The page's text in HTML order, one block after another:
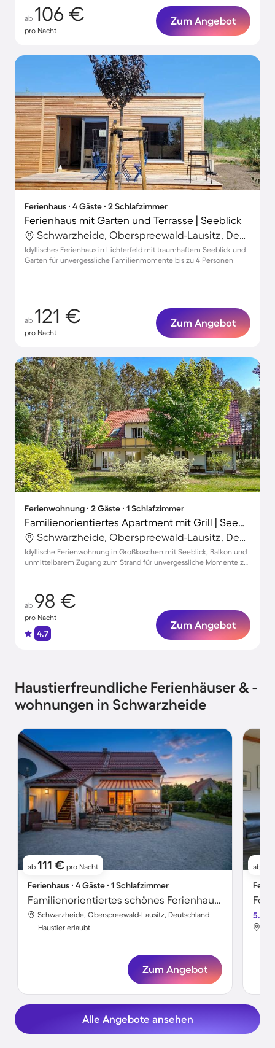
ab 106 €
pro Nacht
Zum Angebot
Ferienhaus ∙ 4 Gäste ∙ 2 Schlafzimmer
Ferienhaus mit Garten und Terrasse | Seeblick
Schwarzheide, Oberspreewald-Lausitz, Deutschland
Idyllisches Ferienhaus in Lichterfeld mit traumhaftem Seeblick und
Garten für unvergessliche Familienmomente bis zu 4 Personen
ab 121 €
pro Nacht
Zum Angebot
Ferienwohnung ∙ 2 Gäste ∙ 1 Schlafzimmer
Familienorientiertes Apartment mit Grill | Seeblick | Nah am Strand
Schwarzheide, Oberspreewald-Lausitz, Deutschland
Idyllische Ferienwohnung in Großkoschen mit Seeblick, Balkon und
unmittelbarem Zugang zum Strand für unvergessliche Momente zu
ab 98 €
pro Nacht
4.7
Zum Angebot
Haustierfreundliche Ferienhäuser & -
wohnungen in Schwarzheide
ab 111 € pro Nacht
Ferienhaus ∙ 4 Gäste ∙ 1 Schlafzimmer
Familienorientiertes schönes Ferienhaus mit Terrasse, Garten und Grill | Hunde erlaubt
Schwarzheide, Oberspreewald-Lausitz, Deutschland
Haustier erlaubt
Zum Angebot
ab
5.0
Alle Angebote ansehen